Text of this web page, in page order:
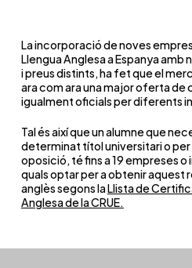
La incorporació de noves
Llengua Anglesa a Espanya
i preus distints, ha fet que el
ara com ara una major oferta
igualment oficials per diferents
Tal és així que un alumne que
determinat títol universitari o
oposició, té fins a 19 empreses
quals optar per a obtenir aquest
anglès segons laLlista de
Anglesa de la CRUE.